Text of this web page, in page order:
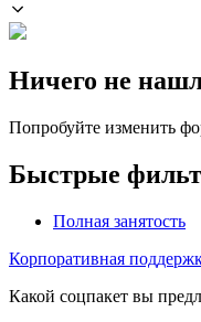
Ничего не
Попробуйте изменить
Быстрые
Полная занятость
Корпоративная
Какой соцпакет вы